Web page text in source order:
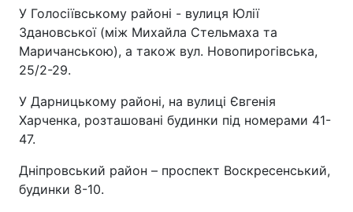
У Голосіївському районі - вулиця Юлії
Здановської (між Михайла Стельмаха та
Маричанською), а також вул. Новопирогівська,
25/2-29.
У Дарницькому районі, на вулиці Євгенія
Харченка, розташовані будинки під номерами 41-
47.
Дніпровський район – проспект Воскресенський,
будинки 8-10.